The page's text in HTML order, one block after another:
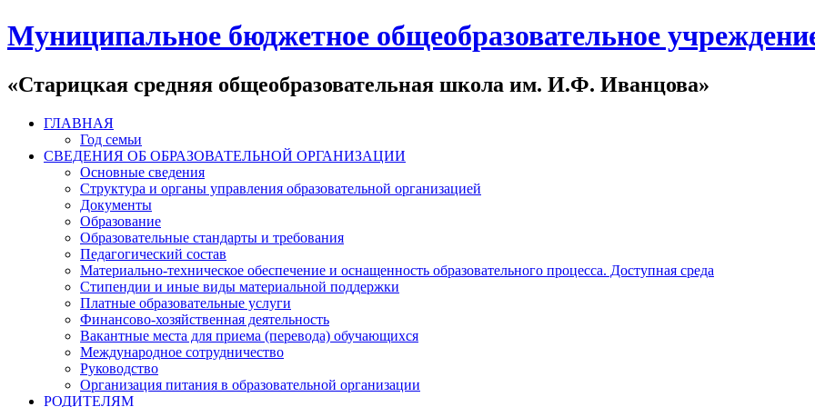
Муниципальное бюджетное общеобразовательное
«Старицкая средняя общеобразовательная школа им. И.Ф. Иванцова»
ГЛАВНАЯ
Год семьи
СВЕДЕНИЯ ОБ ОБРАЗОВАТЕЛЬНОЙ ОРГАНИЗАЦИИ
Основные сведения
Структура и органы управления образовательной организацией
Документы
Образование
Образовательные стандарты и требования
Педагогический состав
Материально-техническое обеспечение и оснащенность образовательного процесса. Доступная среда
Стипендии и иные виды материальной поддержки
Платные образовательные услуги
Финансово-хозяйственная деятельность
Вакантные места для приема (перевода) обучающихся
Международное сотрудничество
Руководство
Организация питания в образовательной организации
РОДИТЕЛЯМ